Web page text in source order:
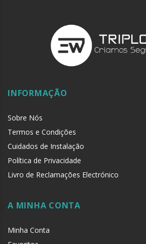
INFORMAÇÃO
Sobre Nós
Termos e Condições
Cuidados de Instalação
Política de Privacidade
Livro de Reclamações Electrónico
A MINHA CONTA
Minha Conta